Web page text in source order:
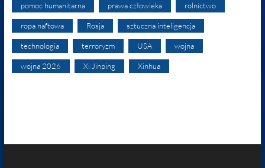
pomoc humanitarna prawa człowieka rolnictwo
ropa naftowa Rosja sztuczna inteligencja
technologia terroryzm USA wojna
wojna 2026 Xi Jinping Xinhua